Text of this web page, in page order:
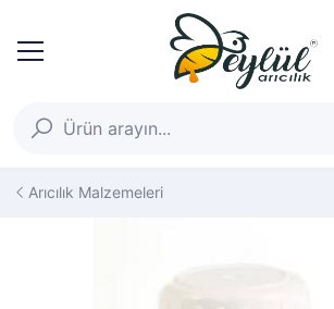
Arıcılık Malzemeleri